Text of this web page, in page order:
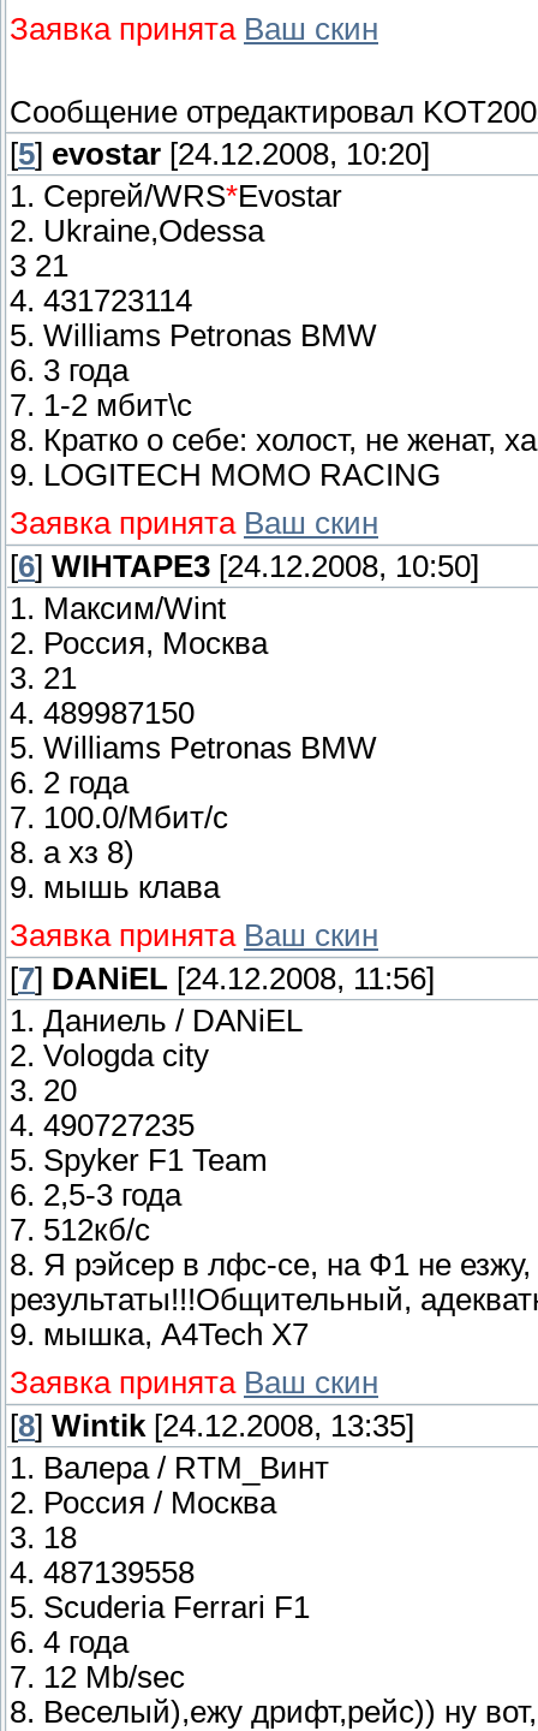
Заявка принята Ваш скин
Сообщение отредактировал
[5] evostar [24.12.2008, 10:20]
1. Сергей/WRS*Evostar
2. Ukraine,Odessa
3 21
4. 431723114
5. Williams Petronas BMW
6. 3 года
7. 1-2 мбит\с
8. Кратко о себе: холост, не женат,
9. LOGITECH MOMO RACING
Заявка принята Ваш скин
[6] WIHTAPE3 [24.12.2008, 10:50]
1. Максим/Wint
2. Россия, Москва
3. 21
4. 489987150
5. Williams Petronas BMW
6. 2 года
7. 100.0/Мбит/с
8. а хз 8)
9. мышь клава
Заявка принята Ваш скин
[7] DANiEL [24.12.2008, 11:56]
1. Даниель / DANiEL
2. Vologda city
3. 20
4. 490727235
5. Spyker F1 Team
6. 2,5-3 года
7. 512кб/c
8. Я рэйсер в лфс-се, на Ф1 не
результаты!!!Общительный,
9. мышка, A4Tech X7
Заявка принята Ваш скин
[8] Wintik [24.12.2008, 13:35]
1. Валера / RTM_Винт
2. Россия / Москва
3. 18
4. 487139558
5. Scuderia Ferrari F1
6. 4 года
7. 12 Mb/sec
8. Веселый),ежу дрифт,рейс)) ну